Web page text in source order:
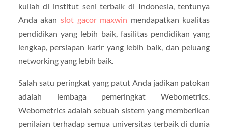
kuliah di institut seni terbaik di Indonesia, tentunya
Anda akan slot gacor maxwin mendapatkan kualitas
pendidikan yang lebih baik, fasilitas pendidikan yang
lengkap, persiapan karir yang lebih baik, dan peluang
networking yang lebih baik.
Salah satu peringkat yang patut Anda jadikan patokan
adalah lembaga pemeringkat Webometrics.
Webometrics adalah sebuah sistem yang memberikan
penilaian terhadap semua universitas terbaik di dunia